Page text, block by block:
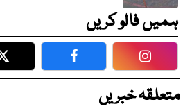
ہمیں فالو کریں
Twitter Facebook
متعلقہ خبریں